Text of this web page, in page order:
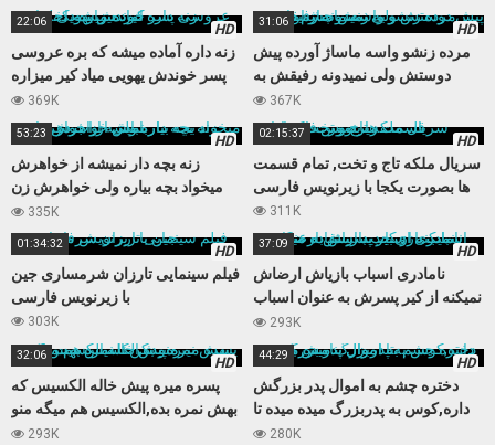
HD
22:06
زنه داره آماده میشه که بره عروسی
پسر خوندش یهویی میاد کیر میزاره
داخلش
369K
HD
31:06
مرده زنشو واسه ماساژ آورده پیش
دوستش ولی نمیدونه رفیقش به
زنش چشم داره
367K
HD
53:23
زنه بچه دار نمیشه از خواهرش
میخواد بچه بیاره ولی خواهرش زن
باباش از آب در میاد
335K
HD
02:15:37
سریال ملکه تاج و تخت, تمام قسمت
ها بصورت یکجا با زیرنویس فارسی
311K
HD
01:34:32
فیلم سینمایی تارزان شرمساری جین
با زیرنویس فارسی
303K
HD
37:09
نامادری اسباب بازیاش ارضاش
نمیکنه از کیر پسرش به عنوان اسباب
بازی جدید استفاده میکنه
293K
HD
32:06
پسره میره پیش خاله الکسیس که
بهش نمره بده,الکسیس هم میگه منو
بکن تا نمره بهت بدم
293K
HD
44:29
دختره چشم به اموال پدر بزرگش
داره,کوس به پدربزرگ میده میده تا
اموال بنامش بزنه
280K